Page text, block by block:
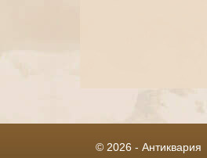
© 2026 - Антиквария